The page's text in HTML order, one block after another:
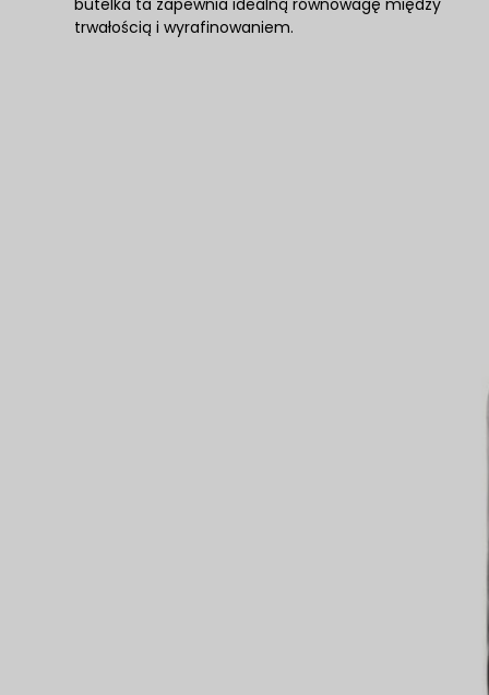
butelka ta zapewnia idealną równowagę między
trwałością i wyrafinowaniem.